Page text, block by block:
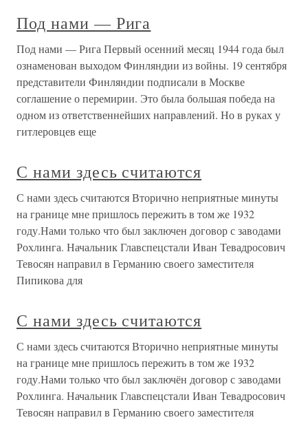
Под нами — Рига
Под нами — Рига Первый осенний месяц 1944 года был
ознаменован выходом Финляндии из войны. 19 сентября
представители Финляндии подписали в Москве
соглашение о перемирии. Это была большая победа на
одном из ответственнейших направлений. Но в руках у
гитлеровцев еще
С нами здесь считаются
С нами здесь считаются Вторично неприятные минуты
на границе мне пришлось пережить в том же 1932
году.Нами только что был заключен договор с заводами
Рохлинга. Начальник Главспецстали Иван Тевадросович
Тевосян направил в Германию своего заместителя
Пипикова для
С нами здесь считаются
С нами здесь считаются Вторично неприятные минуты
на границе мне пришлось пережить в том же 1932
году.Нами только что был заключён договор с заводами
Рохлинга. Начальник Главспецстали Иван Тевадросович
Тевосян направил в Германию своего заместителя